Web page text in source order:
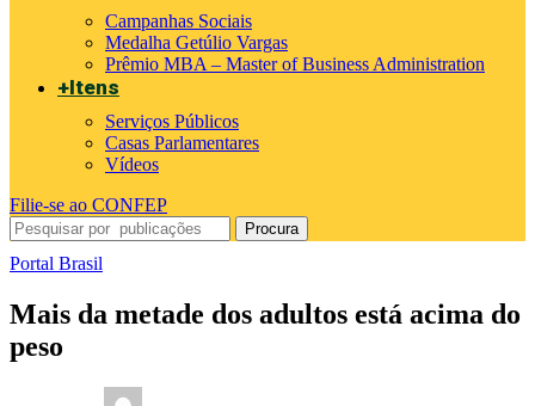
Campanhas Sociais
Medalha Getúlio Vargas
Prêmio MBA – Master of Business Administration
+Itens
Serviços Públicos
Casas Parlamentares
Vídeos
Filie-se ao CONFEP
Procura
Portal Brasil
Mais da metade dos adultos está acima do
peso